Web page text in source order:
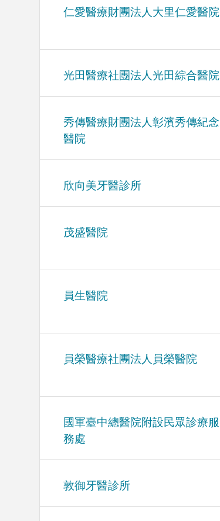
仁愛醫療財團法人大里仁愛醫院
光田醫療社團法人光田綜合醫院
秀傳醫療財團法人彰濱秀傳紀念
醫院
欣向美牙醫診所
茂盛醫院
員生醫院
員榮醫療社團法人員榮醫院
國軍臺中總醫院附設民眾診療服
務處
敦御牙醫診所